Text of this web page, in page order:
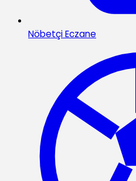
Nöbetçi Eczane